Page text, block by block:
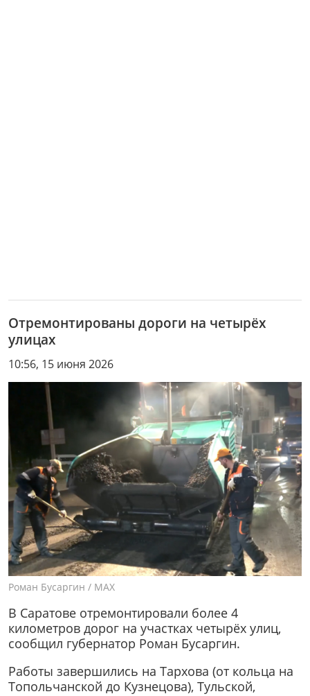
Отремонтированы дороги на четырёх
улицах
10:56, 15 июня 2026
Роман Бусаргин / МАХ
В Саратове отремонтировали более 4
километров дорог на участках четырёх улиц,
сообщил губернатор Роман Бусаргин.
Работы завершились на Тархова (от кольца на
Топольчанской до Кузнецова), Тульской,